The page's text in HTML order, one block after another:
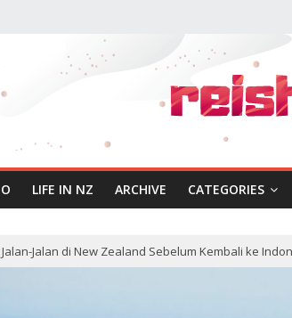
LIFE IN NZ ARCHIVE CATEGORIES
Jalan di New Zealand Sebelum Kembali ke